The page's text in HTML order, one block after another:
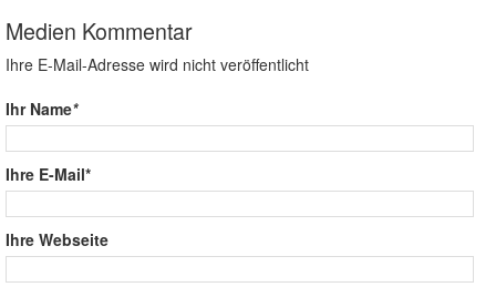
Medien Kommentar
Ihre E-Mail-Adresse wird nicht veröffentlicht
Ihr Name*
Ihre E-Mail*
Ihre Webseite